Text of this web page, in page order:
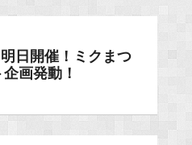
明日開催！ミクまつ
画発動！